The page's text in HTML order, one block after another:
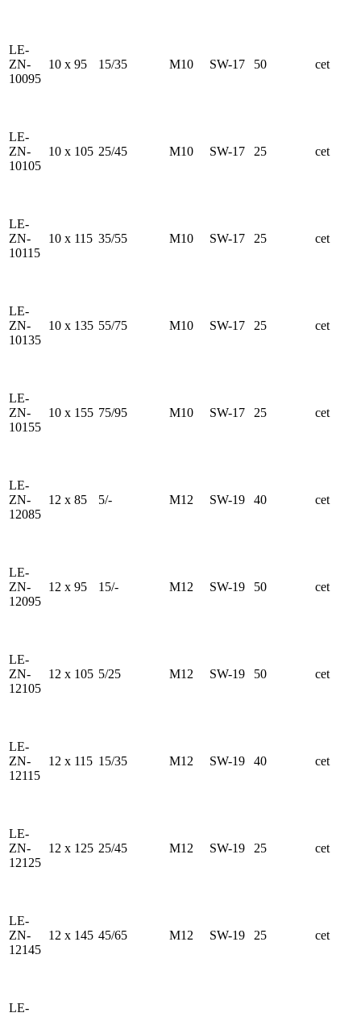
LE-
ZN-
10095
10 x 95 15/35 M10 SW-17 50 cet
LE-
ZN-
10105
10 x 105 25/45 M10 SW-17 25 cet
LE-
ZN-
10115
10 x 115 35/55 M10 SW-17 25 cet
LE-
ZN-
10135
10 x 135 55/75 M10 SW-17 25 cet
LE-
ZN-
10155
10 x 155 75/95 M10 SW-17 25 cet
LE-
ZN-
12085
12 x 85 5/- M12 SW-19 40 cet
LE-
ZN-
12095
12 x 95 15/- M12 SW-19 50 cet
LE-
ZN-
12105
12 x 105 5/25 M12 SW-19 50 cet
LE-
ZN-
12115
12 x 115 15/35 M12 SW-19 40 cet
LE-
ZN-
12125
12 x 125 25/45 M12 SW-19 25 cet
LE-
ZN-
12145
12 x 145 45/65 M12 SW-19 25 cet
LE-